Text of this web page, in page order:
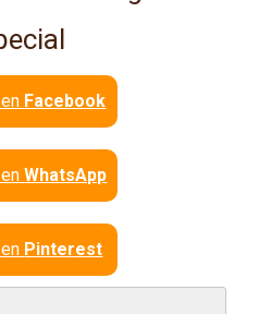
Facebook
enWhatsApp
Pinterest